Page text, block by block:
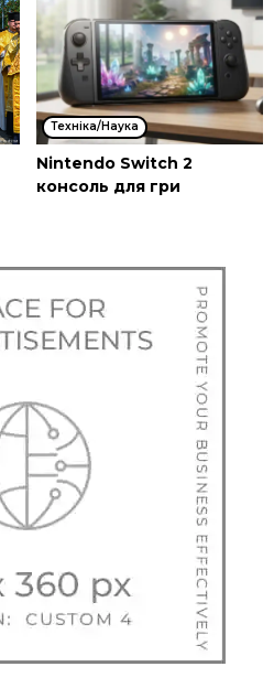
Техніка/Наука
Nintendo Switch 2
консоль для гри